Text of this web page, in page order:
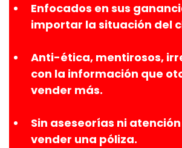
Enfocados en sus
importar la situación del
​Anti-ética, mentirosos,
con la información que
vender más.
Sin aseseorías ni
vender una póliza.